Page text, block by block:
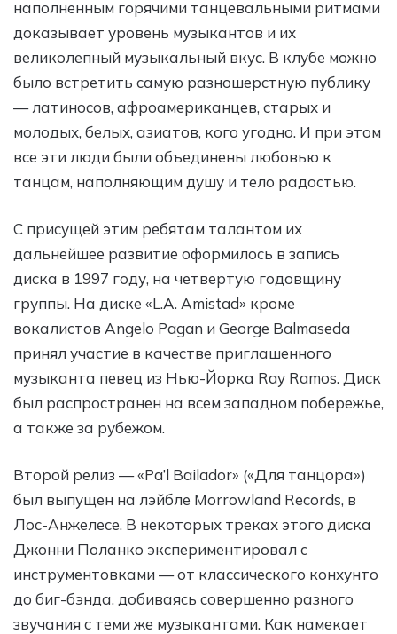
наполненным горячими танцевальными ритмами
доказывает уровень музыкантов и их
великолепный музыкальный вкус. В клубе можно
было встретить самую разношерстную публику
— латиносов, афроамериканцев, старых и
молодых, белых, азиатов, кого угодно. И при этом
все эти люди были объединены любовью к
танцам, наполняющим душу и тело радостью.
С присущей этим ребятам талантом их
дальнейшее развитие оформилось в запись
диска в 1997 году, на четвертую годовщину
группы. На диске «L.A. Amistad» кроме
вокалистов Angelo Pagan и George Balmaseda
принял участие в качестве приглашенного
музыканта певец из Нью-Йорка Ray Ramos. Диск
был распространен на всем западном побережье,
а также за рубежом.
Второй релиз — «Pa’l Bailador» («Для танцора»)
был выпущен на лэйбле Morrowland Records, в
Лос-Анжелесе. В некоторых треках этого диска
Джонни Поланко экспериментировал с
инструментовками — от классического конхунто
до биг-бэнда, добиваясь совершенно разного
звучания с теми же музыкантами. Как намекает